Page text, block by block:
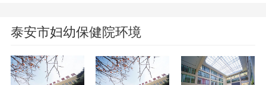
泰安市妇幼保健院环境